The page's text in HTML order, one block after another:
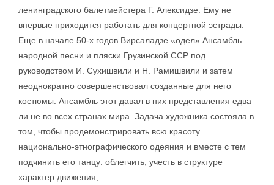
ленинградского балетмейстера Г. Алексидзе. Ему не
впервые приходится работать для концертной эстрады.
Еще в начале 50-х годов Вирсаладзе «одел» Ансамбль
народной песни и пляски Грузинской ССР под
руководством И. Сухишвили и Н. Рамишвили и затем
неоднократно совершенствовал созданные для него
костюмы. Ансамбль этот давал в них представления едва
ли не во всех странах мира. Задача художника состояла в
том, чтобы продемонстрировать всю красоту
национально-этнографического одеяния и вместе с тем
подчинить его танцу: облегчить, учесть в структуре
характер движения,